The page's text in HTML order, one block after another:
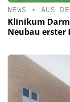
NEWS • AUS
Klinikum
Neubau